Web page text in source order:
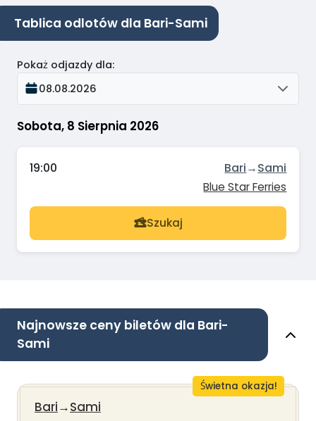
Tablica odlotów dla Bari-Sami
Sobota, 8 Sierpnia 2026
Pokaż odjazdy dla:
08.08.2026
19:00 Bari→Sami
Blue Star Ferries
Szukaj
Najnowsze ceny biletów dla Bari-
Sami
Świetna okazja!
Bari→Sami